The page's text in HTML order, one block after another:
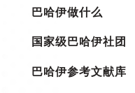
巴哈伊做什么
国家级巴哈伊社团
巴哈伊参考文献库